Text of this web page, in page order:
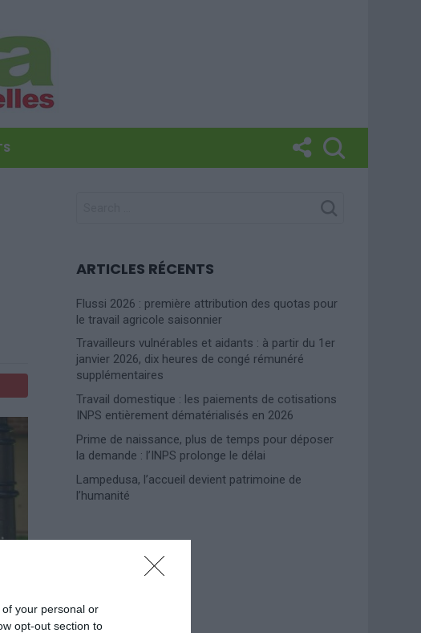
your personal or
opt-out section to
ARTICLES RÉCENTS
Flussi 2026 : première attribution des quotas pour
le travail agricole saisonnier
Travailleurs vulnérables et aidants : à partir du 1er
janvier 2026, dix heures de congé rémunéré
supplémentaires
Travail domestique : les paiements de cotisations
INPS entièrement dématérialisés en 2026
Prime de naissance, plus de temps pour déposer
la demande : l’INPS prolonge le délai
Lampedusa, l’accueil devient patrimoine de
l’humanité